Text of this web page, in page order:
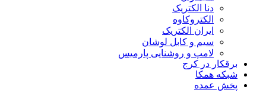
دنا الکتریک
الکتروکاوه
ایران الکتریک
سیم و کابل لوشان
لامپ و روشنایی پارمیس
برقکار در کرج
شبکه همکا
پخش عمده